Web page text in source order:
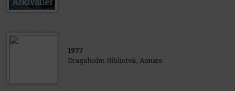
1977
Dragsholm Bibliotek, Asnæs